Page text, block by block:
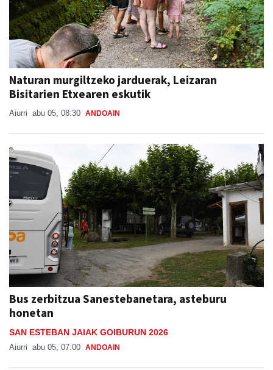
Naturan murgiltzeko jarduerak, Leizaran
Bisitarien Etxearen eskutik
Aiurri abu 05, 08:30 ANDOAIN
Bus zerbitzua Sanestebanetara, asteburu
honetan
SAN ESTEBAN JAIAK GOIBURUN 2026
Aiurri abu 05, 07:00 ANDOAIN